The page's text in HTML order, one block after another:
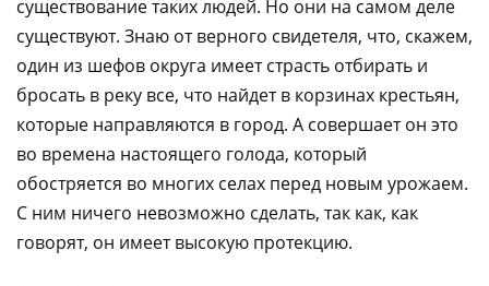
существование таких людей. Но они на самом деле
существуют. Знаю от верного свидетеля, что, скажем,
один из шефов округа имеет страсть отбирать и
бросать в реку все, что найдет в корзинах крестьян,
которые направляются в город. А совершает он это
во времена настоящего голода, который
обостряется во многих селах перед новым урожаем.
С ним ничего невозможно сделать, так как, как
говорят, он имеет высокую протекцию.